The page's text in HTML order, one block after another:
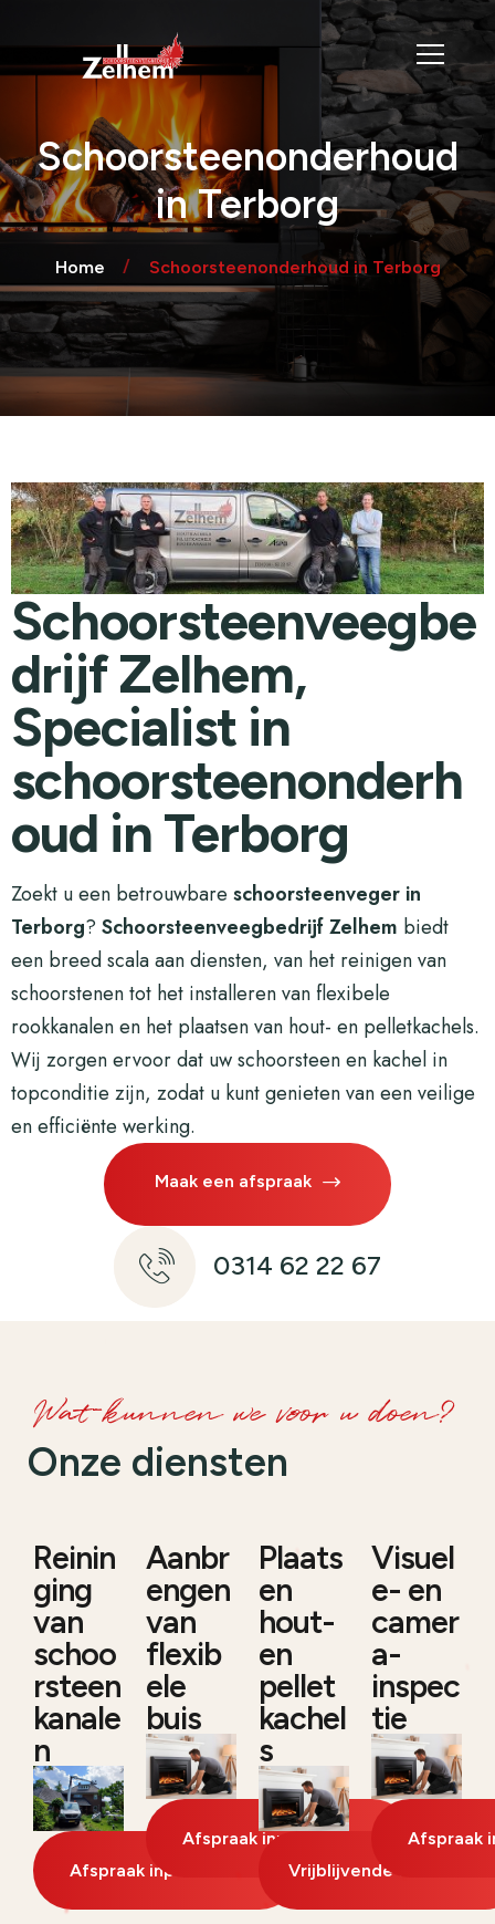
Schoorsteenonderhoud
in Terborg
Home Schoorsteenonderhoud in Terborg
Schoorsteenveegbe
drijf Zelhem,
Specialist in
schoorsteenonderh
oud in Terborg
Zoekt u een betrouwbare schoorsteenveger in
Terborg? Schoorsteenveegbedrijf Zelhem biedt
een breed scala aan diensten, van het reinigen van
schoorstenen tot het installeren van flexibele
rookkanalen en het plaatsen van hout- en pelletkachels.
Wij zorgen ervoor dat uw schoorsteen en kachel in
topconditie zijn, zodat u kunt genieten van een veilige
en efficiënte werking.
Maak een afspraak
0314 62 22 67
Wat kunnen we voor u doen?
Onze diensten
Reinin
ging
van
schoo
rsteen
kanale
n
Afspraak inplannen
Aanbr
engen
van
flexib
ele
buis
Afspraak inplannen
Plaats
en
hout-
en
pellet
kachel
s
Vrijblijvende offerte
Visuel
e- en
camer
a-
inspec
tie
Afspraak